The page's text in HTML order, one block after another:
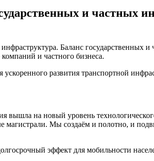
и частных
Баланс государственных
и частного бизнеса.
ускоренного развития транспортной
вышла на новый уровень
магистрали. Мы создаём и полотно, и
эффект для мобильности